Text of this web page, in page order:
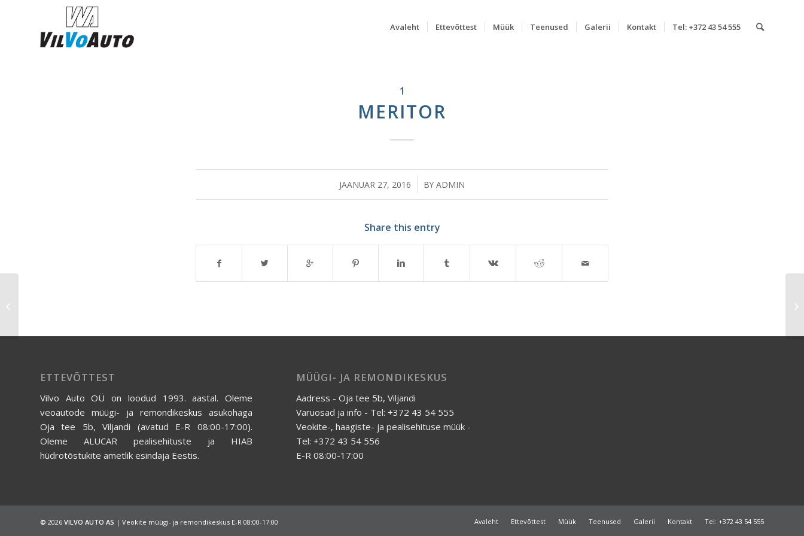
Avaleht Ettevõttest Müük Teenused Galerii Kontakt Tel: +372 43 54 555
1
MERITOR
JAANUAR 27, 2016
/ BY ADMIN
Share this entry
ETTEVÕTTEST
Vilvo Auto OÜ on loodud 1993. aastal. Oleme
veoautode müügi- ja remondikeskus asukohaga
Oja tee 5b, Viljandi (avatud E-R 08:00-17:00).
Oleme ALUCAR pealisehituste ja HIAB
hüdrotõstukite ametlik esindaja Eestis.
MÜÜGI- JA REMONDIKESKUS
Aadress - Oja tee 5b, Viljandi
Varuosad ja info - Tel: +372 43 54 555
Veokite-, haagiste- ja pealisehituse müük -
Tel: +372 43 54 556
E-R 08:00-17:00
© 2026 VILVO AUTO AS | Veokite müügi- ja remondikeskus E-R 08:00-17:00 Avaleht Ettevõttest Müük Teenused Galerii Kontakt Tel: +372 43 54 555